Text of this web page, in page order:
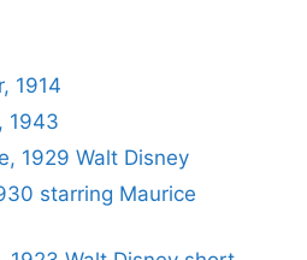
1914
1943
1929 Walt Disney
starring Maurice